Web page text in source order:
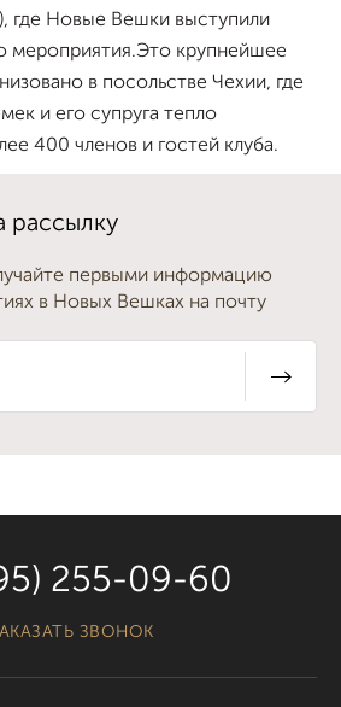
где Новые Вешки выступили
мероприятия.Это крупнейшее
в посольстве Чехии, где
и его супруга тепло
400 членов и гостей клуба.
рассылку
первыми информацию
в Новых Вешках на почту
255-09-60
ЗВОНОК